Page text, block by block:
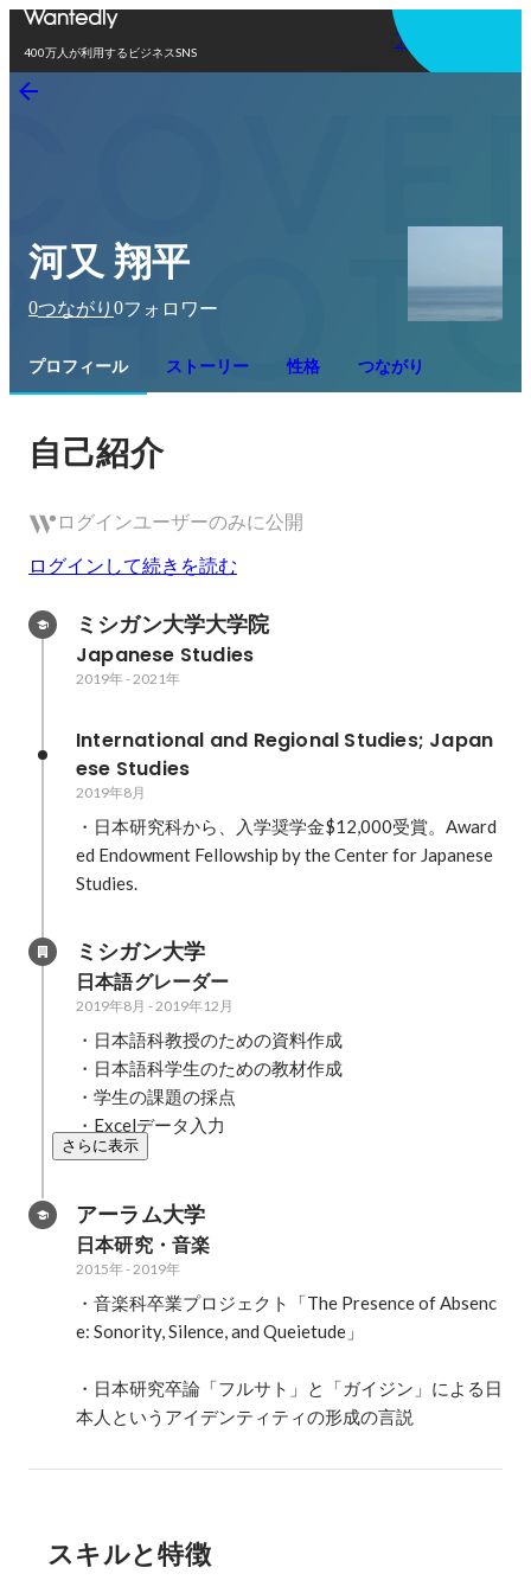
400万人が利用するビジネスSNS
アプリを使う
河又 翔平
0つながり 0フォロワー
プロフィール ストーリー 性格 つながり
自己紹介
ログインユーザーのみに公開
ログインして続きを読む
ミシガン大学大学院
Japanese Studies
2019年-2021年
International and Regional Studies; Japan
ese Studies
2019年8月
・日本研究科から、入学奨学金$12,000受賞。Award
ed Endowment Fellowship by the Center for Japanese
ミシガン大学
日本語グレーダー
2019年8月 -2019年12月
・日本語科教授のための資料作成
・日本語科学生のための教材作成
・学生の課題の採点
・Excelデータ入力
さらに表示
アーラム大学
日本研究・音楽
2015年-2019年
・音楽科卒業プロジェクト「The Presence of Absenc
e: Sonority, Silence, and Queietude」
・日本研究卒論「フルサト」と「ガイジン」による日
本人というアイデンティティの形成の言説
スキルと特徴